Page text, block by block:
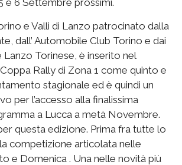
e Valli di Lanzo patrocinato dalla
dall’ Automobile Club Torino e dai
Lanzo Torinese, è inserito nel
Rally di Zona 1 come quinto e
stagionale ed è quindi un
per l’accesso alla finalissima
a Lucca a metà Novembre.
questa edizione. Prima fra tutte lo
competizione articolata nelle
e Domenica . Una nelle novità più